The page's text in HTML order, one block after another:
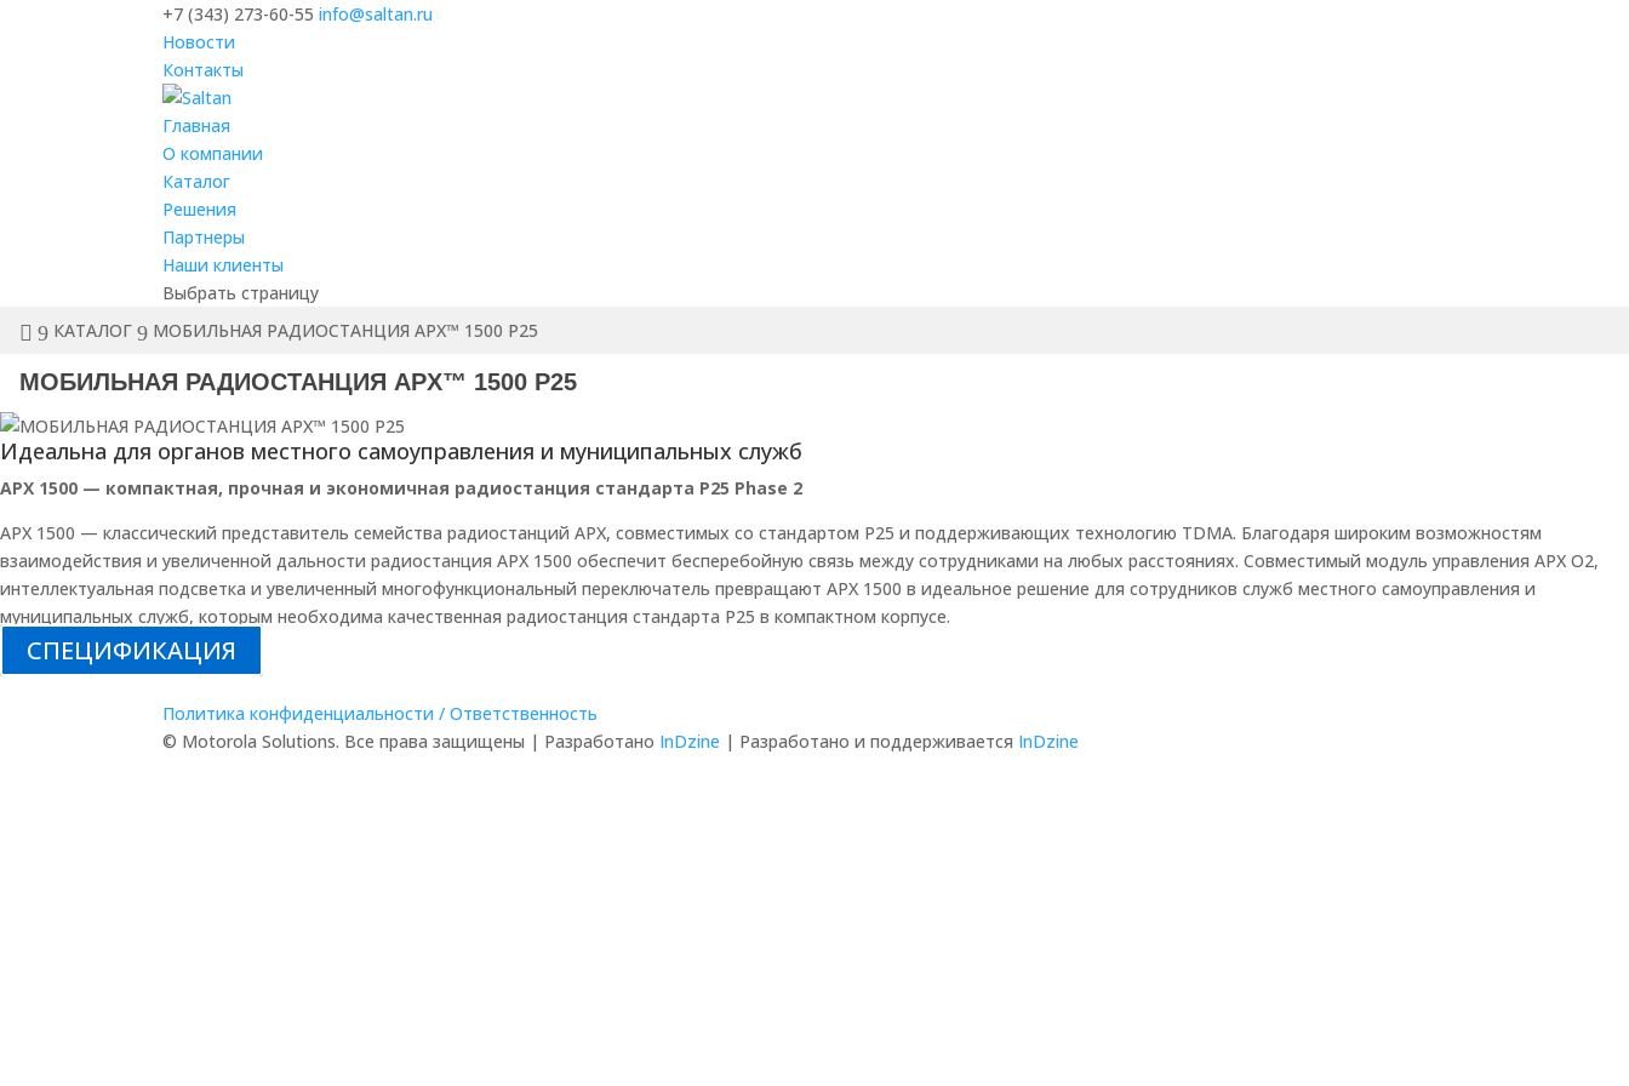
+7 (343) 273-60-55 info@saltan.ru
Новости
Контакты
Главная
О компании
Каталог
Решения
Партнеры
Наши клиенты
Выбрать страницу
КАТАЛОГ
МОБИЛЬНАЯ РАДИОСТАНЦИЯ APX™ 1500 P25
МОБИЛЬНАЯ РАДИОСТАНЦИЯ APX™ 1500 P25
Идеальна для органов местного самоуправления и муниципальных служб
APX 1500 — компактная, прочная и экономичная радиостанция стандарта P25 Phase 2
APX 1500 — классический представитель семейства радиостанций APX, совместимых со стандартом P25 и поддерживающих технологию TDMA. Благодаря широким возможностям
взаимодействия и увеличенной дальности радиостанция APX 1500 обеспечит бесперебойную связь между сотрудниками на любых расстояниях. Совместимый модуль управления APX O2,
интеллектуальная подсветка и увеличенный многофункциональный переключатель превращают APX 1500 в идеальное решение для сотрудников служб местного самоуправления и
муниципальных служб, которым необходима качественная радиостанция стандарта P25 в компактном корпусе.
СПЕЦИФИКАЦИЯ
Политика конфиденциальности / Ответственность
© Motorola Solutions. Все права защищены | Разработано InDzine | Разработано и поддерживается InDzine